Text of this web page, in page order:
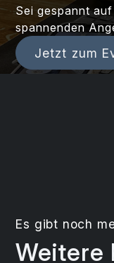
Sei gespannt
spannenden
Jetzt zum
Es gibt noch
Weitere